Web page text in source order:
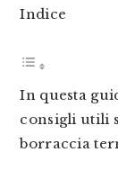
Indice
In questa
consigli utili
borraccia